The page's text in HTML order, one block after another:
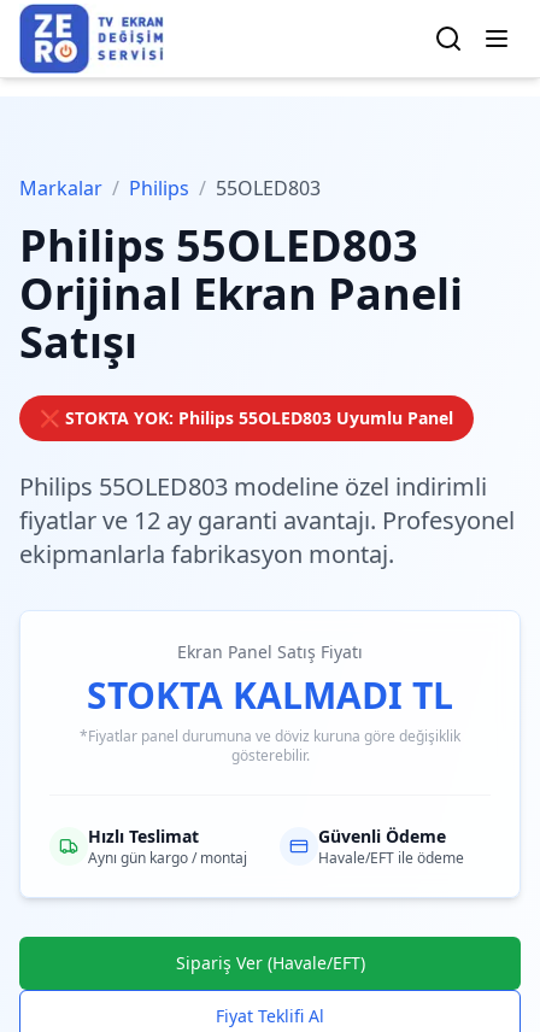
Markalar / Philips / 55OLED803
Philips 55OLED803
Orijinal Ekran Paneli
Satışı
❌ STOKTA YOK: Philips 55OLED803 Uyumlu Panel
Philips 55OLED803 modeline özel indirimli
fiyatlarve 12 ay garanti avantajı. Profesyonel
ekipmanlarla fabrikasyon montaj.
Ekran Panel Satış Fiyatı
STOKTA KALMADI TL
*Fiyatlar panel durumuna ve döviz kuruna göre değişiklik
gösterebilir.
Hızlı Teslimat
Aynı gün kargo / montaj
Güvenli Ödeme
Havale/EFT ile ödeme
Sipariş Ver (Havale/EFT)
Fiyat Teklifi Al